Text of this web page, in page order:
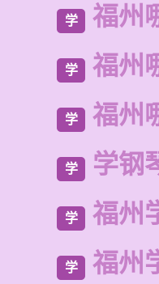
学 福州
学 福州
学 福州
学 学钢
学 福州
学 福州